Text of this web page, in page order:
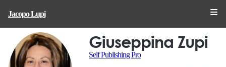
Jacopo Lupi
Giuseppina Zupi
Self Publishing Pro